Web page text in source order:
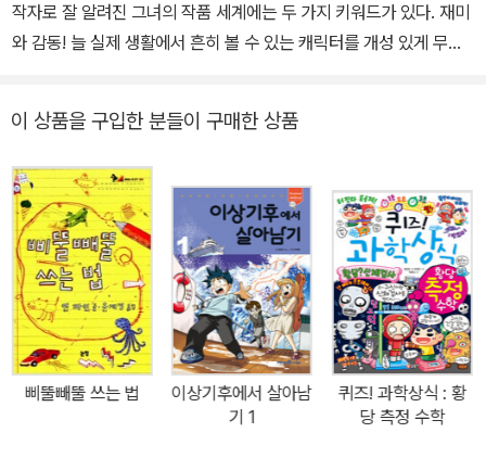
작자로 잘 알려진 그녀의 작품 세계에는 두 가지 키워드가 있다. 재미
와 감동! 늘 실제 생활에서 흔히 볼 수 있는 캐릭터를 개성 있게 무장
도 그녀의 팬들을 실망시키지 않는 웃음 폭탄을 작품 곳곳에 설치해
두었다. 그리고 그 안에 진하게 배어 있는 감동은 작품의 깊이를 더한
다. ▶ 독자들 마음에 오래 남을 주인공 캐릭터 《떠버리 루이스》의 주
인공은 자타 공인 떠버리다. 세상에서 조용히 하라는 말을 가장 많이
듣는 챔피언. 타이르는 말로도 듣지만 때론 욕으로도 듣고, 시도 때도
없이 듣고, 다른 나라 말을 배울 때는 외국어로도 듣는다. 루이스가 떠
드는 바람에 조회는 늘 길어지고, 수업도 엉망이 되기 일쑤. 하지만 루
이스는 꿋꿋하다. 수업 시간에 떠드는 건 수업이 지루하기 때문이고
조회 시간에 떠드는 것도 조회가 지루하기 때문일 뿐. 누가 뭐라 해도
주눅 들지 않고, 말이 많은 만큼 모두에게 상냥하고 친절하다. 또한
이 상품을 구입한 분들이 구매한 상품
삐뚤빼뚤 쓰는 법
이상기후에서 살아남
기 1
퀴즈! 과학상식 : 황
당 측정 수학